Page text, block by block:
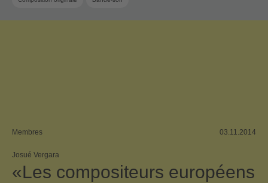
Membres 03.11.2014
Josué Vergara
«Les compositeurs européens